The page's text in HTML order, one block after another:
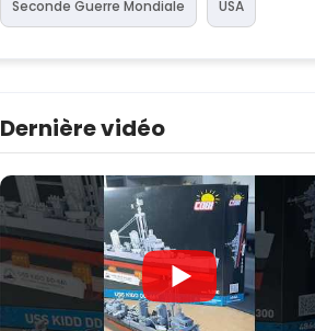
Seconde Guerre Mondiale USA
Dernière vidéo